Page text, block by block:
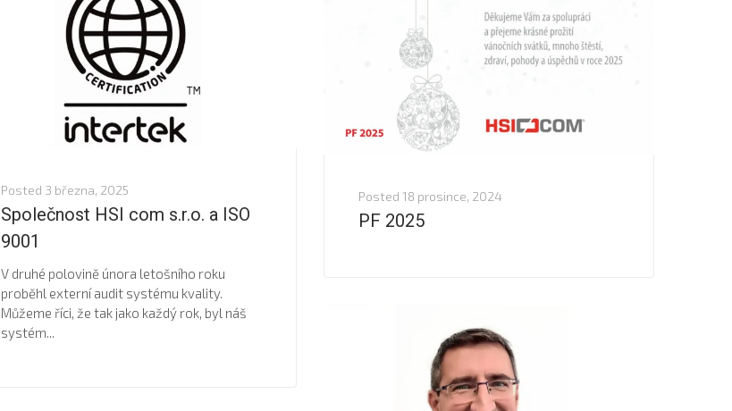
Posted 3 března, 2025
Společnost HSI com s.r.o. a ISO
9001
V druhé polovině února letošního roku
proběhl externí audit systému kvality.
Můžeme říci, že tak jako každý rok, byl náš
systém...
Posted 18 prosince, 2024
PF 2025